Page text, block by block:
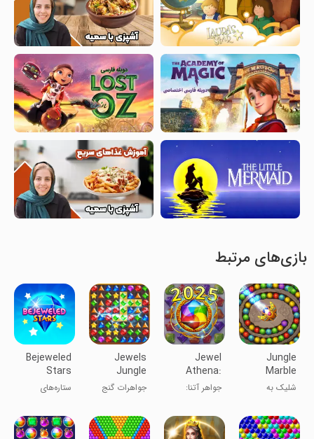
بازی‌های مرتبط
Jungle
Marble
Blast
شلیک به
Jewel
Athena:
Match 3
blast
جواهر آتنا:
Jewels
Jungle
Treasure
جواهرات گنج
Bejeweled
Stars
ستاره‌های